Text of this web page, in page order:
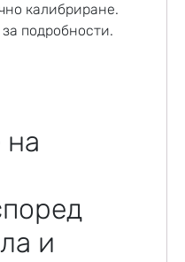
калибриране.
подробности.
и